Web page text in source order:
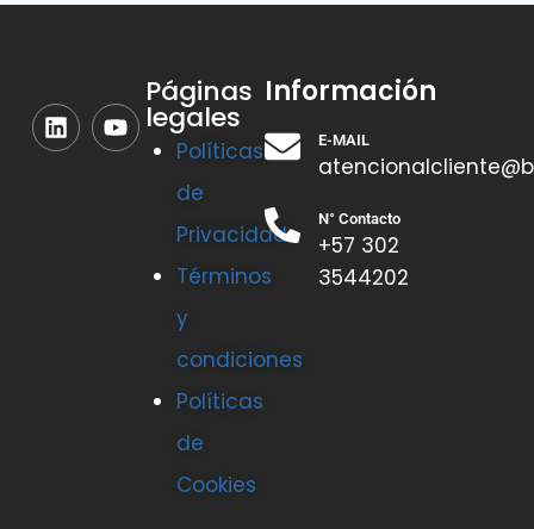
Páginas
legales
Políticas
de
Privacidad
Términos
y
condiciones
Políticas
de
Cookies
Información
E-MAIL
N° Contacto
+57 302
3544202